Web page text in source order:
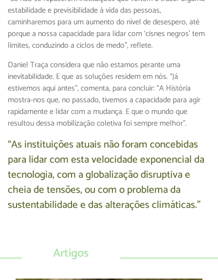
estabilidade e previsibilidade à vida das pessoas,
caminharemos para um aumento do nível de desespero, até
porque a nossa capacidade para lidar com ‘cisnes negros’ tem
limites, conduzindo a ciclos de medo”, reflete.
Daniel Traça considera que não estamos perante uma
inevitabilidade. E que as soluções residem em nós. “Já
estivemos aqui antes”, comenta, para concluir: “A História
mostra-nos que, no passado, tivemos a capacidade para agir
rapidamente e lidar com a mudança. E que o mundo que
resultou dessa mobilização coletiva foi sempre melhor”.
“As instituições atuais não foram concebidas
para lidar com esta velocidade exponencial da
tecnologia, com a globalização disruptiva e
cheia de tensões, ou com o problema da
sustentabilidade e das alterações climáticas.”
Artigos